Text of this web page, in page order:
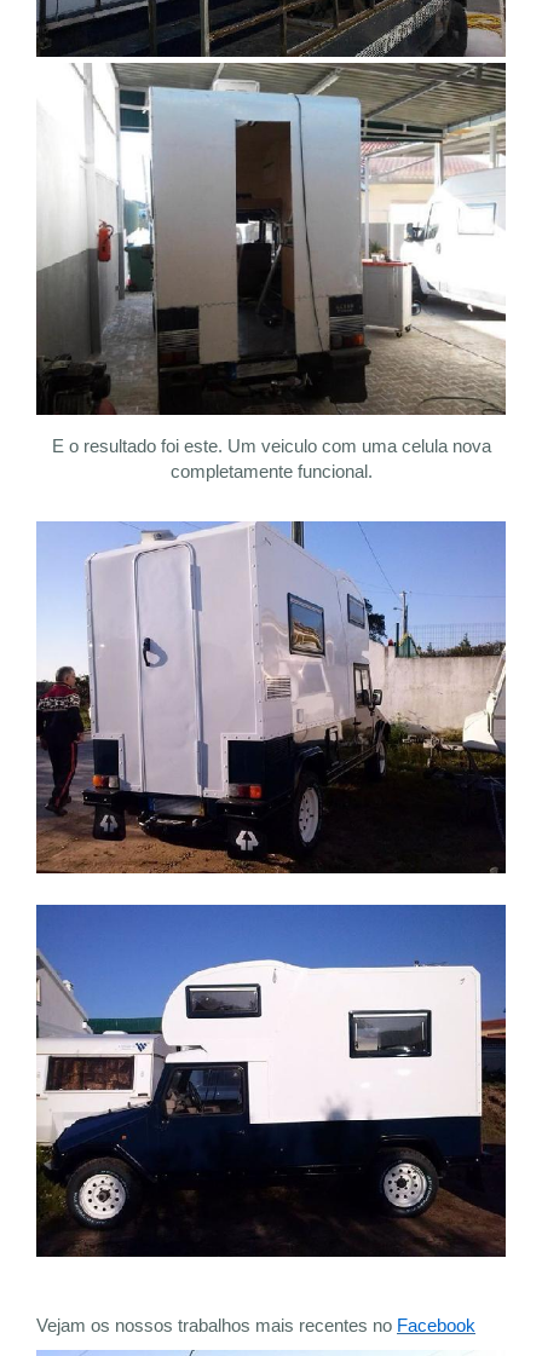
E o resultado foi este. Um veiculo com uma celula nova
completamente funcional.
Vejam os nossos trabalhos mais recentes no Facebook